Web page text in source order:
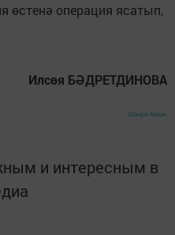
өстенә операция ясатып,
Илсөя БӘДРЕТДИНОВА
Шәһри Казан
и интересным в